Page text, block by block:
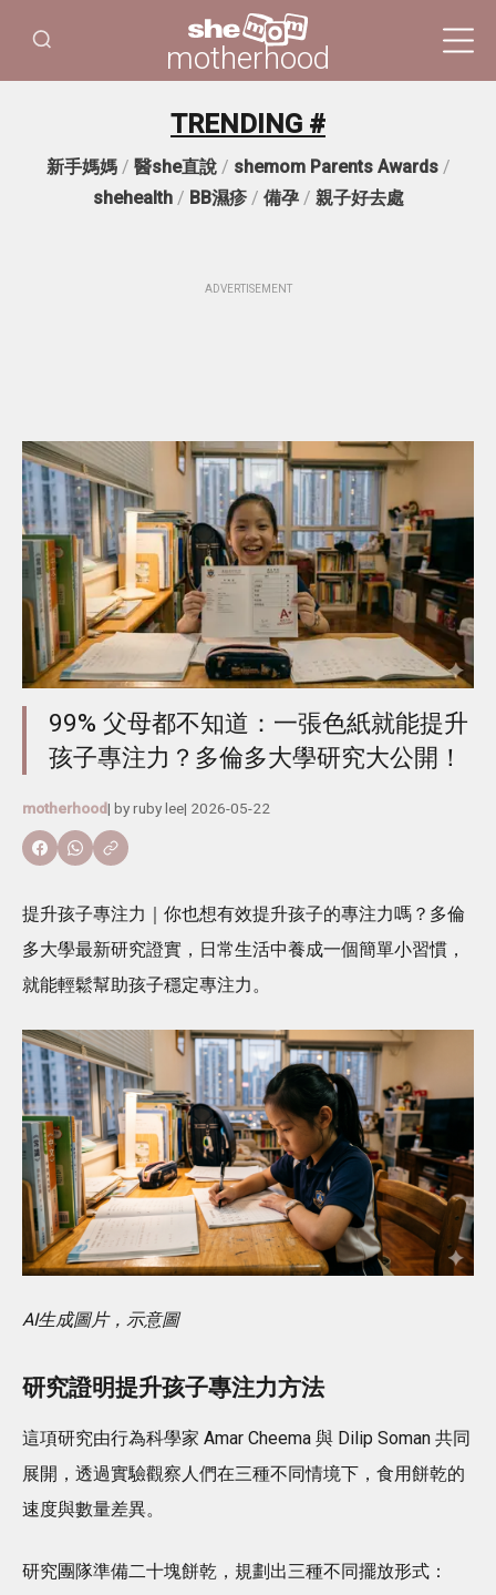
motherhood
TRENDING #
新手媽媽/ 醫she直說/ shemom Parents Awards/
shehealth/ BB濕疹/ 備孕/ 親子好去處
ADVERTISEMENT
99% 父母都不知道：一張色紙就能提升
孩子專注力？多倫多大學研究大公開！
motherhood| byruby lee| 2026-05-22
提升孩子專注力｜你也想有效提升孩子的專注力嗎？多倫
多大學最新研究證實，日常生活中養成一個簡單小習慣，
就能輕鬆幫助孩子穩定專注力。
AI生成圖片，示意圖
研究證明提升孩子專注力方法
這項研究由行為科學家 Amar Cheema 與 Dilip Soman 共同
展開，透過實驗觀察人們在三種不同情境下，食用餅乾的
速度與數量差異。
研究團隊準備二十塊餅乾，規劃出三種不同擺放形式：